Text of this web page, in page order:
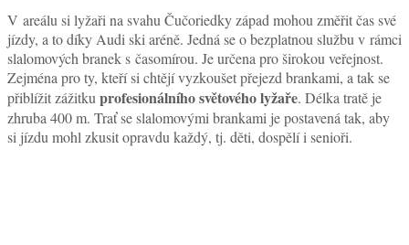
V areálu si lyžaři na svahu Čučoriedky západ mohou změřit čas své
jízdy, a to díky Audi ski aréně. Jedná se o bezplatnou službu v rámci
slalomových branek s časomírou. Je určena pro širokou veřejnost.
Zejména pro ty, kteří si chtějí vyzkoušet přejezd brankami, a tak se
přiblížit zážitku profesionálního světového lyžaře. Délka tratě je
zhruba 400 m. Trať se slalomovými brankami je postavená tak, aby
si jízdu mohl zkusit opravdu každý, tj. děti, dospělí i senioři.